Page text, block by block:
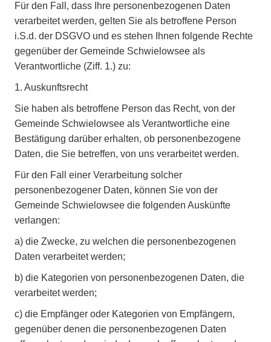
Für den Fall, dass Ihre personenbezogenen Daten
verarbeitet werden, gelten Sie als betroffene Person
i.S.d. der DSGVO und es stehen Ihnen folgende Rechte
gegenüber der Gemeinde Schwielowsee als
Verantwortliche (Ziff. 1.) zu:
1. Auskunftsrecht
Sie haben als betroffene Person das Recht, von der
Gemeinde Schwielowsee als Verantwortliche eine
Bestätigung darüber erhalten, ob personenbezogene
Daten, die Sie betreffen, von uns verarbeitet werden.
Für den Fall einer Verarbeitung solcher
personenbezogener Daten, können Sie von der
Gemeinde Schwielowsee die folgenden Auskünfte
verlangen:
a) die Zwecke, zu welchen die personenbezogenen
Daten verarbeitet werden;
b) die Kategorien von personenbezogenen Daten, die
verarbeitet werden;
c) die Empfänger oder Kategorien von Empfängern,
gegenüber denen die personenbezogenen Daten